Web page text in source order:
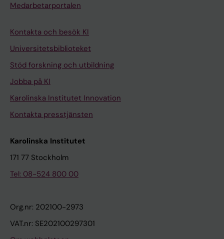
Medarbetarportalen
Kontakta och besök KI
Universitetsbiblioteket
Stöd forskning och utbildning
Jobba på KI
Karolinska Institutet Innovation
Kontakta presstjänsten
Karolinska Institutet
171 77 Stockholm
Tel: 08-524 800 00
Org.nr: 202100-2973
VAT.nr: SE202100297301